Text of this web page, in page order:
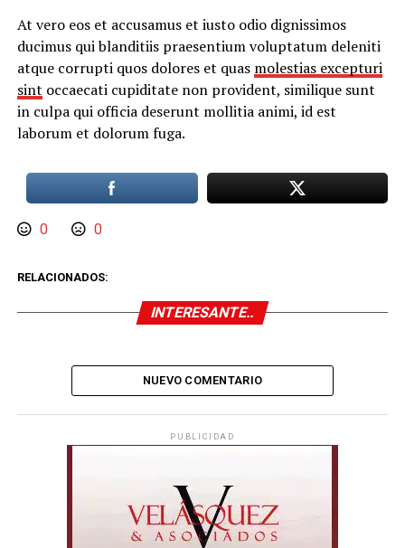
At vero eos et accusamus et iusto odio dignissimos
ducimus qui blanditiis praesentium voluptatum deleniti
atque corrupti quos dolores et quas molestias excepturi
sint occaecati cupiditate non provident, similique sunt
in culpa qui officia deserunt mollitia animi, id est
laborum et dolorum fuga.
0 0
RELACIONADOS:
INTERESANTE..
NUEVO COMENTARIO
PUBLICIDAD